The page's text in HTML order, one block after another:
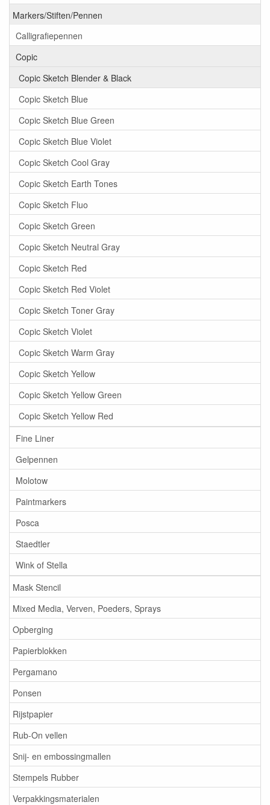
Markers/Stiften/Pennen
Calligrafiepennen
Copic
Copic Sketch Blender & Black
Copic Sketch Blue
Copic Sketch Blue Green
Copic Sketch Blue Violet
Copic Sketch Cool Gray
Copic Sketch Earth Tones
Copic Sketch Fluo
Copic Sketch Green
Copic Sketch Neutral Gray
Copic Sketch Red
Copic Sketch Red Violet
Copic Sketch Toner Gray
Copic Sketch Violet
Copic Sketch Warm Gray
Copic Sketch Yellow
Copic Sketch Yellow Green
Copic Sketch Yellow Red
Fine Liner
Gelpennen
Molotow
Paintmarkers
Posca
Staedtler
Wink of Stella
Mask Stencil
Mixed Media, Verven, Poeders, Sprays
Opberging
Papierblokken
Pergamano
Ponsen
Rijstpapier
Rub-On vellen
Snij- en embossingmallen
Stempels Rubber
Verpakkingsmaterialen